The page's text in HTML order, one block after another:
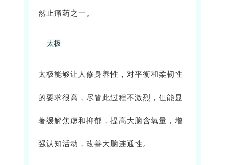
然止痛药之一。
太极
太极能够让人修身养性，对平衡和柔韧性
的要求很高，尽管此过程不激烈，但能显
著缓解焦虑和抑郁，提高大脑含氧量，增
强认知活动，改善大脑连通性。